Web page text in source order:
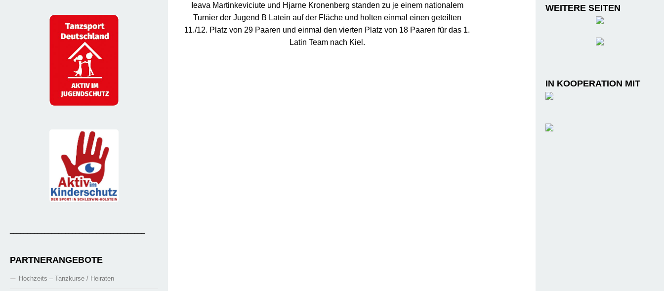
Ieava Martinkeviciute und Hjarne Kronenberg standen zu je einem nationalem
Turnier der Jugend B Latein auf der Fläche und holten einmal einen geteilten
11./12. Platz von 29 Paaren und einmal den vierten Platz von 18 Paaren für das 1.
Latin Team nach Kiel.
PARTNERANGEBOTE
Hochzeits – Tanzkurse / Heiraten
WEITERE SEITEN
IN KOOPERATION MIT